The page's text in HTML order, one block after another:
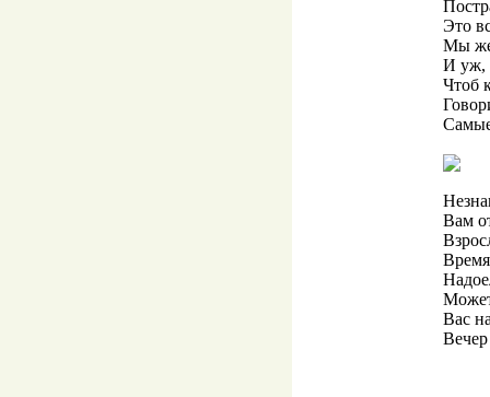
Это
Мы же
И уж,
Чтоб
Вам
Вас